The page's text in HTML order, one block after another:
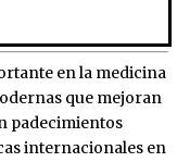
en la medicina
que mejoran
padecimientos
internacionales en